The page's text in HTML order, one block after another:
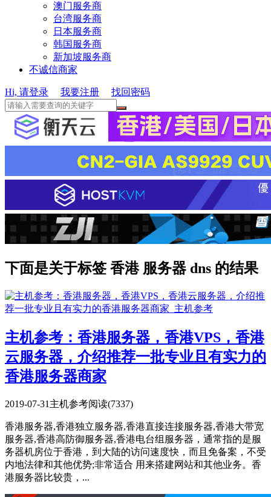
澳门服务商
台湾服务商
日本服务商
韩国服务商
新加坡服务商
不诚信商家
Hi, 请登录 我要注册 找回密码
下面是关于标签 香港 服务器 dns 的结果
主机参考：香港服务器，香港VPS，香港
云服务器，介绍推荐一批专业且有实力的
香港服务器商家
2019-07-31 主机参考阅读(7337)
香港服务器,香港独立服务器,香港直接连接服务器,香港大带宽
服务器,香港高防御服务器,香港电台组服务器，通常指的是服
务器机房位于香港，到大陆的访问速度快，而且免备案，不受
内地法律和其他优势;非常适合 用来搭建网站和其他业务。香
港服务器比较贵，...